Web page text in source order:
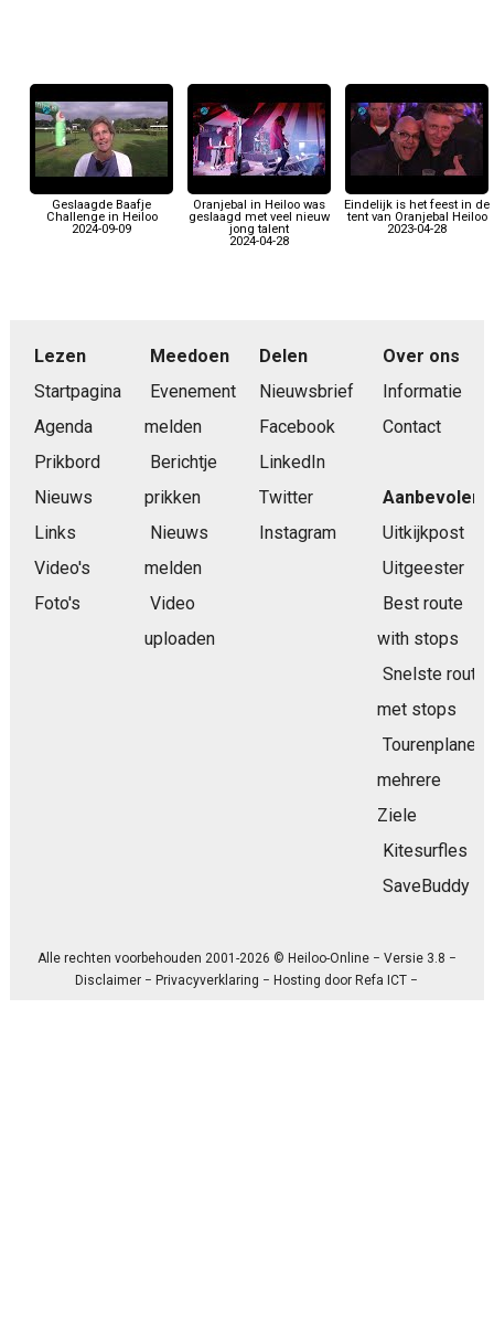
Geslaagde Baafje
Challenge in Heiloo
2024-09-09
Oranjebal in Heiloo was
geslaagd met veel nieuw
jong talent
2024-04-28
Eindelijk is het feest in de
tent van Oranjebal Heiloo
2023-04-28
Lezen
Startpagina
Agenda
Prikbord
Nieuws
Links
Video's
Foto's
Meedoen
Evenement
melden
Berichtje
prikken
Nieuws
melden
Video
uploaden
Delen
Nieuwsbrief
Facebook
LinkedIn
Twitter
Instagram
Over ons
Informatie
Contact
Aanbevolen
Uitkijkpost
Uitgeester
Best route
with stops
Snelste route
met stops
Tourenplaner
mehrere
Ziele
Kitesurfles
SaveBuddy
Alle rechten voorbehouden 2001-2026 © Heiloo-Online − Versie 3.8 −
Disclaimer −Privacyverklaring − Hosting doorRefa ICT −